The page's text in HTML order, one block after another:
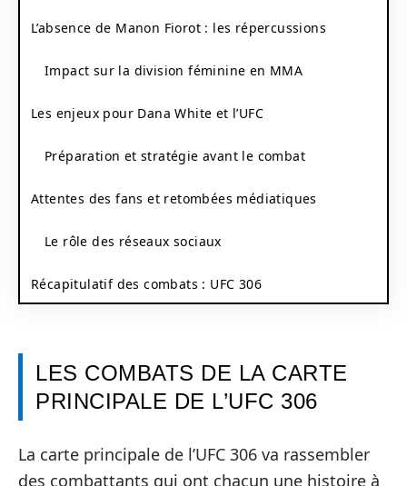
L’absence de Manon Fiorot : les répercussions
Impact sur la division féminine en MMA
Les enjeux pour Dana White et l’UFC
Préparation et stratégie avant le combat
Attentes des fans et retombées médiatiques
Le rôle des réseaux sociaux
Récapitulatif des combats : UFC 306
LES COMBATS DE LA CARTE
PRINCIPALE DE L’UFC 306
La carte principale de l’UFC 306 va rassembler
des combattants qui ont chacun une histoire à